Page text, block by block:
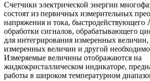
Счетчики электрической энергии
состоят из первичных измерительных
напряжения и тока,
обработки сигналов, обрабатывающего
для интегрирования измеренных
измеренных величин и другой
Измеряемые величины отображаются на
жидкокристаллическом индикаторе,
работы в широком температурном